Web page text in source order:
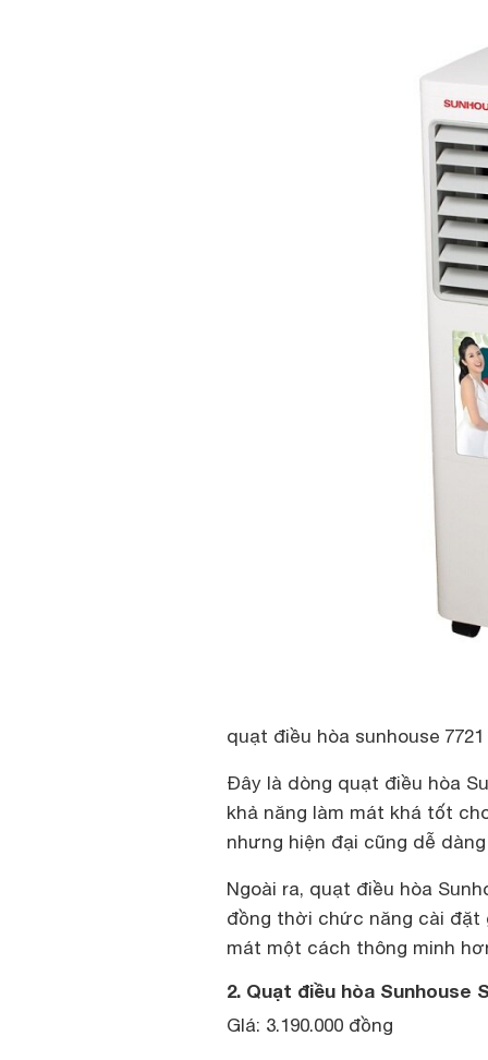
quạt điều hòa sunhouse 7721
Đây là dòng quạt điều hòa
khả năng làm mát khá tốt
nhưng hiện đại cũng dễ
Ngoài ra, quạt điều hòa
đồng thời chức năng cài đặt
mát một cách thông minh
2. Quạt điều hòa Sunhouse
GIá: 3.190.000 đồng